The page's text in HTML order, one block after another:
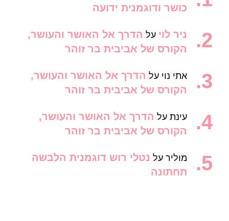
כושר ודוגמנית ידועה
ניר לוי על הדרך אל האושר והעושר,
הקורס של אביבית בר זוהר
אתי נוי על הדרך אל האושר והעושר,
הקורס של אביבית בר זוהר
עינת על הדרך אל האושר והעושר,
הקורס של אביבית בר זוהר
מוליר על נטלי רוש דוגמנית הלבשה
תחתונה